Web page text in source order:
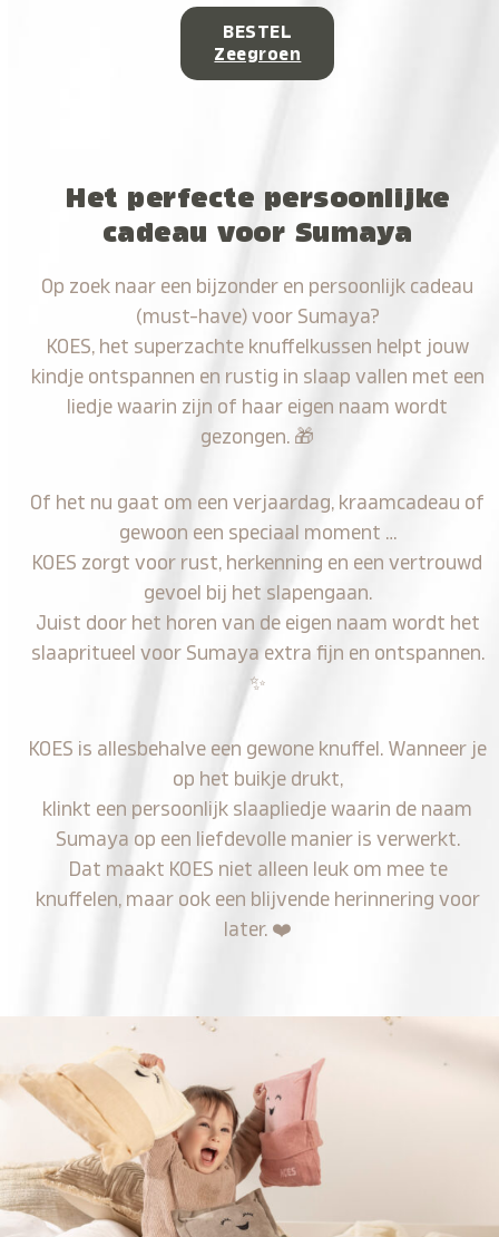
BESTEL
Zeegroen
Het perfecte persoonlijke
cadeau voor Sumaya
Op zoek naar een bijzonder en persoonlijk cadeau
(must-have) voor Sumaya?
KOES, het superzachte knuffelkussen helpt jouw
kindje ontspannen en rustig in slaap vallen met een
liedje waarin zijn of haar eigen naam wordt
gezongen. 🎁
Of het nu gaat om een verjaardag, kraamcadeau of
gewoon een speciaal moment …
KOES zorgt voor rust, herkenning en een vertrouwd
gevoel bij het slapengaan.
Juist door het horen van de eigen naam wordt het
slaapritueel voor Sumaya extra fijn en ontspannen.
✨
KOES is allesbehalve een gewone knuffel. Wanneer je
op het buikje drukt,
klinkt een persoonlijk slaapliedje waarin de naam
Sumaya op een liefdevolle manier is verwerkt.
Dat maakt KOES niet alleen leuk om mee te
knuffelen, maar ook een blijvende herinnering voor
later. ❤️